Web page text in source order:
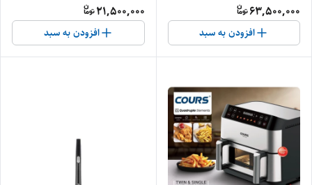
63,500,000
افزودن به سبد
21,500,000
افزودن به سبد